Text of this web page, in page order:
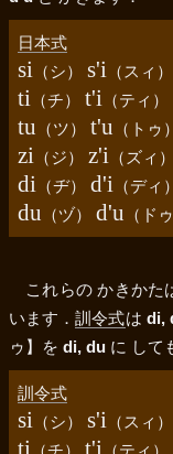
日本式
si （シ） s'i （ スィ ）
ti （チ） t'i （ティ ）
tu （ツ） t'u （ トゥ ）
zi （ジ） z'i （ ズィ ）
di （ヂ） d'i （ディ ）
du （ヅ） d'u （ ドゥ
これらの かきかた
います．訓令式は di,
ゥ】
を di, du に して
訓令式
si （シ） s'i （ スィ ）
ti （チ） t'i （ティ ）